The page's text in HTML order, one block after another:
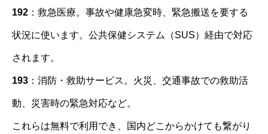
192 ：救急医療。事故や健康急変時、緊急搬送を要する
状況に使います。公共保健システム（SUS）経由で対応
されます。
193 ：消防・救助サービス。火災、交通事故での救助活
動、災害時の緊急対応など。
これらは無料で利用でき、国内どこからかけても繋がり